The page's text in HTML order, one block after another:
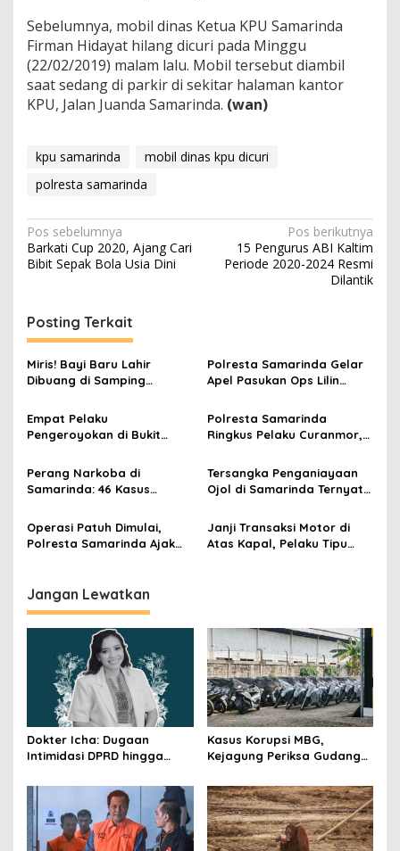
Sebelumnya, mobil dinas Ketua KPU Samarinda
Firman Hidayat hilang dicuri pada Minggu
(22/02/2019) malam lalu. Mobil tersebut diambil
saat sedang di parkir di sekitar halaman kantor
KPU, Jalan Juanda Samarinda. (wan)
kpu samarinda
mobil dinas kpu dicuri
polresta samarinda
Navigasi
pos
Pos sebelumnya
Barkati Cup 2020, Ajang Cari
Bibit Sepak Bola Usia Dini
Pos berikutnya
15 Pengurus ABI Kaltim
Periode 2020-2024 Resmi
Dilantik
Posting Terkait
Miris! Bayi Baru Lahir
Dibuang di Samping
Diamankan Polisi
Polresta Samarinda Gelar
Apel Pasukan Ops Lilin
Amankan Natal dan Tahun
Baru
Empat Pelaku
Pengeroyokan di Bukit
Samarinda
Polresta Samarinda
Ringkus Pelaku Curanmor,
Belanja di Minimarket
Perang Narkoba di
Samarinda: 46 Kasus
Dibekuk
Tersangka Penganiayaan
Ojol di Samarinda Ternyata
Operasi Patuh Dimulai,
Polresta Samarinda Ajak
Lintas
Janji Transaksi Motor di
Atas Kapal, Pelaku Tipu
Jangan Lewatkan
Dokter Icha: Dugaan
Intimidasi DPRD hingga
Rangkaian
Perkembangannya
Kasus Korupsi MBG,
Kejagung Periksa Gudang
BGN